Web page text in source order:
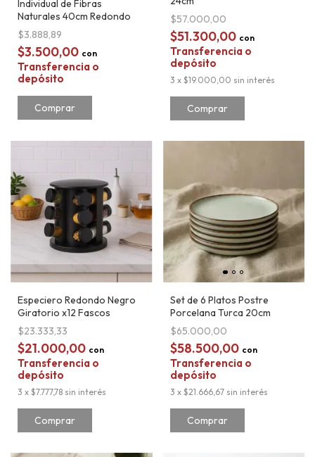
Individual de Fibras
Naturales 40cm Redondo
$3.888,89
$3.500,00 con
Transferencia o
depósito
Comprar
$57.000,00
$51.300,00 con
Transferencia o
depósito
3 x $19.000,00 sin interés
Especiero Redondo Negro
Giratorio x12 Fascos
$23.333,33
$21.000,00 con
Transferencia o
depósito
3 x $7.777,78 sin interés
Set de 6 Platos Postre
Porcelana Turca 20cm
$65.000,00
$58.500,00 con
Transferencia o
depósito
3 x $21.666,67 sin interés